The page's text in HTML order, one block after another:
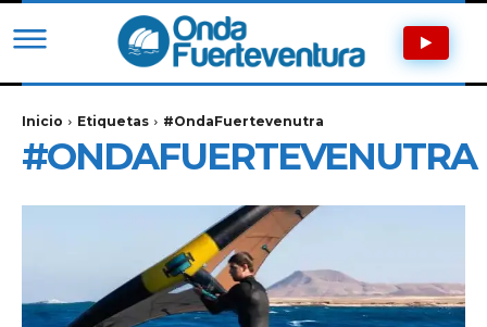
Inicio Etiquetas #OndaFuertevenutra
#ONDAFUERTEVENUTRA